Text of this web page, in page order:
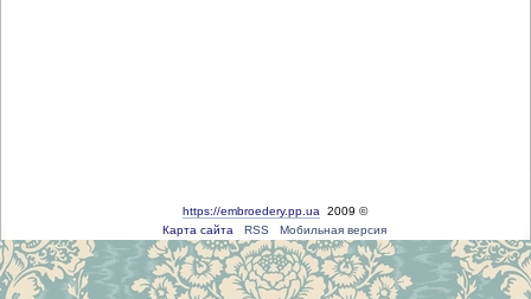
https://embroedery.pp.ua 2009 ©
Карта сайта
RSS Мобильная версия